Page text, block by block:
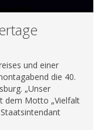
und einer
die 40.
„Unser
dem Motto „Vielfalt